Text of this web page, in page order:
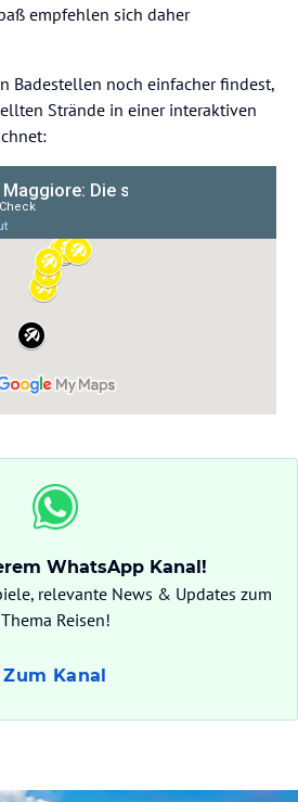
empfehlen sich daher
Badestellen noch einfacher findest,
Strände in einer interaktiven
WhatsApp Kanal!
relevante News & Updates zum
Thema Reisen!
Zum Kanal